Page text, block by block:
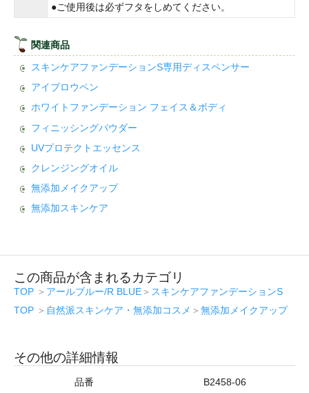
●ご使用後は必ずフタをしめてください。
関連商品
スキンケアファンデーションS専用ディスペンサー
アイブロウペン
ホワイトファンデーション フェイス＆ボディ
フィニッシングパウダー
UVプロテクトエッセンス
クレンジングオイル
無添加メイクアップ
無添加スキンケア
この商品が含まれるカテゴリ
TOP ＞ アールブルー/R BLUE＞ スキンケアファンデーションS
TOP ＞ 自然派スキンケア・無添加コスメ ＞ 無添加メイクアップ
その他の詳細情報
品番 B2458-06